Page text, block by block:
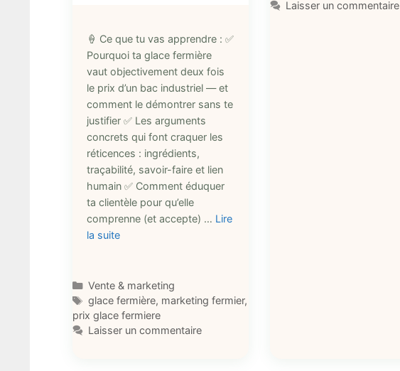
🍦 Ce que tu vas apprendre : ✅
Pourquoi ta glace fermière
vaut objectivement deux fois
le prix d’un bac industriel — et
comment le démontrer sans te
justifier ✅ Les arguments
concrets qui font craquer les
réticences : ingrédients,
traçabilité, savoir-faire et lien
humain ✅ Comment éduquer
ta clientèle pour qu’elle
comprenne (et accepte) … Lire
la suite
Catégories
Vente & marketing
Étiquettes
glace fermière, marketing fermier,
prix glace fermiere
Laisser un commentaire
Laisser un commentaire